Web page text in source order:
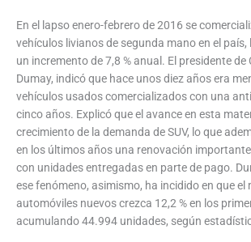
En el lapso enero-febrero de 2016 se
vehículos livianos de segunda mano en el
un incremento de 7,8 % anual. El presidente de
Dumay, indicó que hace unos diez años era
vehículos usados comercializados con una
cinco años. Explicó que el avance en esta
crecimiento de la demanda de SUV, lo que
en los últimos años una renovación
con unidades entregadas en parte de pago.
ese fenómeno, asimismo, ha incidido en que el
automóviles nuevos crezca 12,2 % en los
acumulando 44.994 unidades, según